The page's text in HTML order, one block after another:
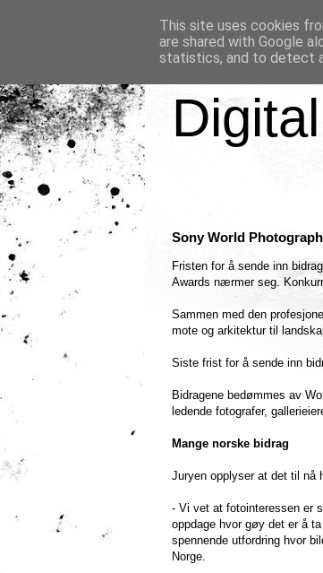
Sony World
Fristen for å sende inn
Awards nærmer seg.
Sammen med den
mote og arkitektur til
Siste frist for å sende inn
Bidragene bedømmes av
ledende fotografer,
Mange norske bidrag
Juryen opplyser at det til nå
- Vi vet at fotointeressen er
oppdage hvor gøy det er å
spennende utfordring hvor
Norge.
This site uses cookies
are shared with Google
statistics, and to detect